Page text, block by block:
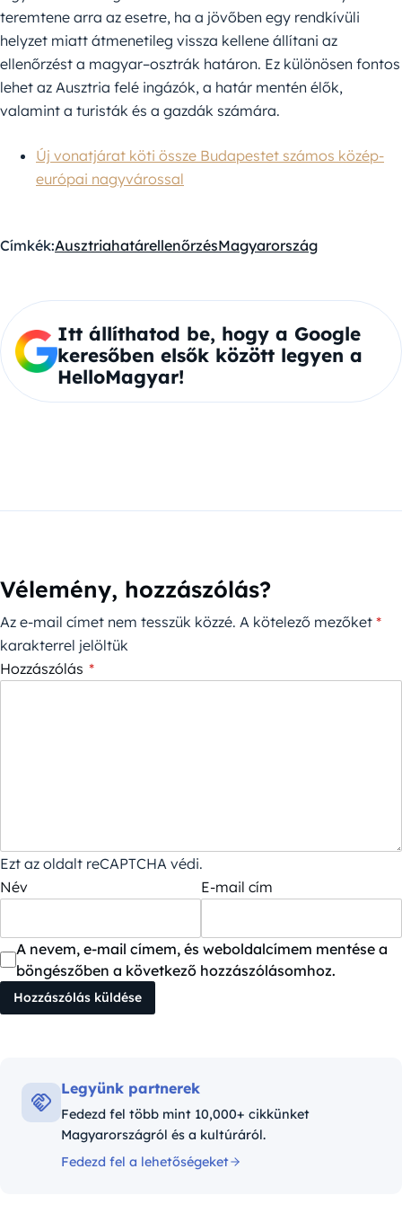
teremtene arra az esetre, ha a jövőben egy rendkívüli
helyzet miatt átmenetileg vissza kellene állítani az
ellenőrzést a magyar–osztrák határon. Ez különösen fontos
lehet az Ausztria felé ingázók, a határ mentén élők,
valamint a turisták és a gazdák számára.
Új vonatjárat köti össze Budapestet számos közép-
európai nagyvárossal
Címkék:AusztriahatárellenőrzésMagyarország
Itt állíthatod be, hogy a Google
keresőben elsők között legyen a
HelloMagyar!
Vélemény, hozzászólás?
Az e-mail címet nem tesszük közzé. A kötelező mezőket *
karakterrel jelöltük
Hozzászólás *
Ezt az oldalt reCAPTCHA védi.
Név
E-mail cím
A nevem, e-mail címem, és weboldalcímem mentése a
böngészőben a következő hozzászólásomhoz.
Legyünk partnerek
Fedezd fel több mint 10,000+ cikkünket
Magyarországról és a kultúráról.
Fedezd fel a lehetőségeket